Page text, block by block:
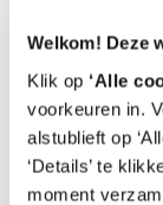
Welkom! Deze
Klik op ‘Alle
voorkeuren in.
alstublieft op
‘Details’ te
moment
Voor het instellen
handige
over de status
instellen en het
Artikelprijs:€
(Excl. BTW)
Artikelnummer: